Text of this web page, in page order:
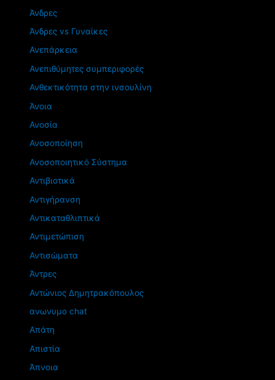
Άνδρες
Άνδρες vs Γυναίκες
Ανεπάρκεια
Ανεπιθύμητες συμπεριφορές
Ανθεκτικότητα στην ινσουλίνη
Άνοια
Ανοσία
Ανοσοποίηση
Ανοσοποιητικό Σύστημα
Αντιβιοτικά
Αντιγήρανση
Αντικαταθλιπτικά
Αντιμετώπιση
Αντισώματα
Άντρες
Αντώνιος Δημητρακόπουλος
ανωνυμο chat
Απάτη
Απιστία
Άπνοια